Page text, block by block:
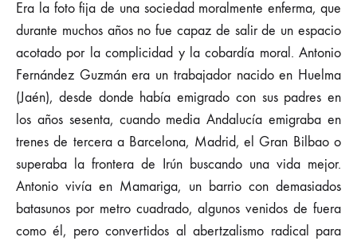
Era la foto fija de una sociedad moralmente enferma, que
durante muchos años no fue capaz de salir de un espacio
acotado por la complicidad y la cobardía moral. Antonio
Fernández Guzmán era un trabajador nacido en Huelma
(Jaén), desde donde había emigrado con sus padres en
los años sesenta, cuando media Andalucía emigraba en
trenes de tercera a Barcelona, Madrid, el Gran Bilbao o
superaba la frontera de Irún buscando una vida mejor.
Antonio vivía en Mamariga, un barrio con demasiados
batasunos por metro cuadrado, algunos venidos de fuera
como él, pero convertidos al abertzalismo radical para